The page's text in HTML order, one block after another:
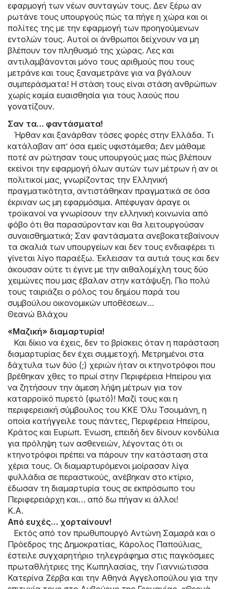
εφαρμογή των νέων συνταγών τους. Δεν ξέρω αν
ρωτάνε τους υπουργούς πώς τα πήγε η χώρα και οι
πολίτες της με την εφαρμογή των προηγούμενων
εντολών τους. Αυτοί οι άνθρωποι δείχνουν να μη
βλέπουν τον πληθυσμό της χώρας. Λες και
αντιλαμβάνονται μόνο τους αριθμούς που τους
μετράνε και τους ξαναμετράνε για να βγάλουν
συμπεράσματα! Η στάση τους είναι στάση ανθρώπων
χωρίς καμία ευαισθησία για τους λαούς που
γονατίζουν.
Σαν τα… φαντάσματα!
Ήρθαν και ξανάρθαν τόσες φορές στην Ελλάδα. Τι
κατάλαβαν απ’ όσα εμείς υφιστάμεθα; Δεν μάθαμε
ποτέ αν ρώτησαν τους υπουργούς μας πώς βλέπουν
εκείνοι την εφαρμογή όλων αυτών των μέτρων ή αν οι
πολιτικοί μας, γνωρίζοντας την Ελληνική
πραγματικότητα, αντιστάθηκαν πραγματικά σε όσα
έκριναν ως μη εφαρμόσιμα. Απέφυγαν άραγε οι
τροϊκανοί να γνωρίσουν την ελληνική κοινωνία από
φόβο ότι θα παρασύρονταν και θα λειτουργούσαν
συναισθηματικά; Σαν φαντάσματα ανεβοκατεβαίνουν
τα σκαλιά των υπουργείων και δεν τους ενδιαφέρει τι
γίνεται λίγο παραέξω. Έκλεισαν τα αυτιά τους και δεν
άκουσαν ούτε τι έγινε με την αιθαλομίχλη τους δύο
χειμώνες που μας έβαλαν στην κατάψυξη. Πιο πολύ
τους ταιριάζει ο ρόλος του δημίου παρά του
συμβούλου οικονομικών υποθέσεων…
Θεανώ Βλάχου
«Μαζική» διαμαρτυρία!
Και δίκιο να έχεις, δεν το βρίσκεις όταν η παράσταση
διαμαρτυρίας δεν έχει συμμετοχή. Μετρημένοι στα
δάχτυλα των δύο (;) χεριών ήταν οι κτηνοτρόφοι που
βρέθηκαν χθες το πρωί στην Περιφέρεια Ηπείρου για
να ζητήσουν την άμεση λήψη μέτρων για τον
καταρροϊκό πυρετό (φωτό)! Μαζί τους και η
περιφερειακή σύμβουλος του ΚΚΕ Όλυ Τσουμάνη, η
οποία κατήγγειλε τους πάντες, Περιφέρεια Ηπείρου,
Κράτος και Ευρωπ. Ένωση, επειδή δεν δίνουν κονδύλια
για πρόληψη των ασθενειών, λέγοντας ότι οι
κτηνοτρόφοι πρέπει να πάρουν την κατάσταση στα
χέρια τους. Οι διαμαρτυρόμενοι μοίρασαν λίγα
φυλλάδια σε περαστικούς, ανέβηκαν στο κτίριο,
έδωσαν τη διαμαρτυρία τους σε εκπρόσωπο του
Περιφερειάρχη και… από δω πήγαν κι άλλοι!
Κ.Α.
Από ευχές… χορταίνουν!
Εκτός από τον πρωθυπουργό Αντώνη Σαμαρά και ο
Πρόεδρος της Δημοκρατίας, Κάρολος Παπούλιας,
έστειλε συγχαρητήριο τηλεγράφημα στις παγκόσμιες
πρωταθλήτριες της Κωπηλασίας, την Γιαννιώτισσα
Κατερίνα Ζέρβα και την Αθηνά Αγγελοπούλου για την